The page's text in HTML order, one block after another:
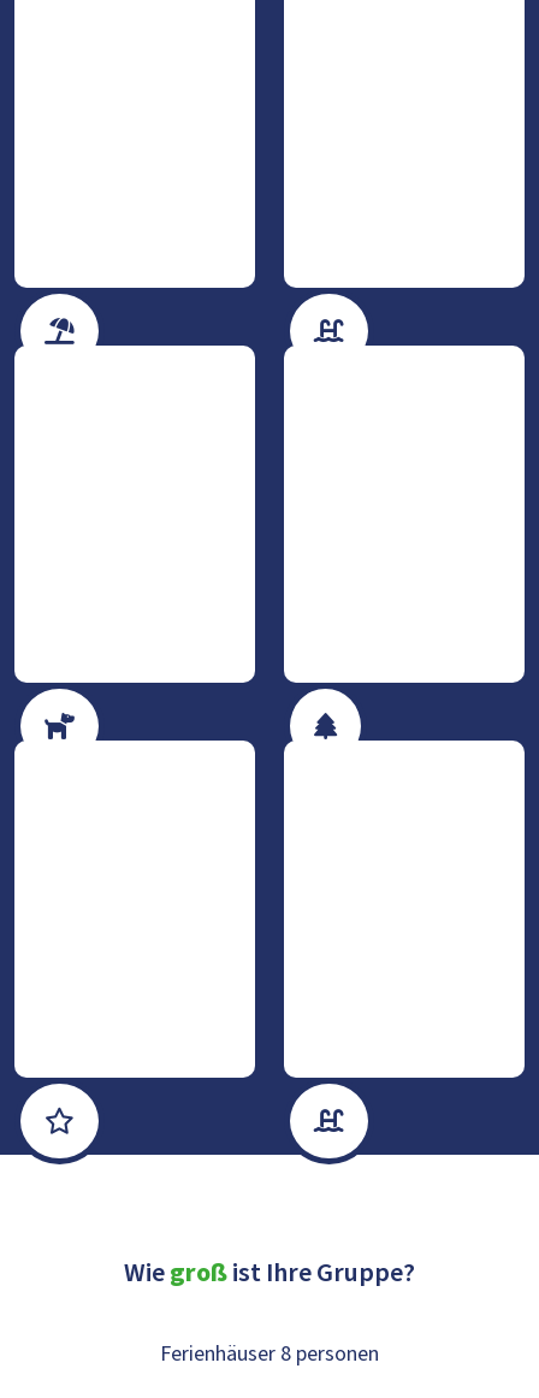
Wiegroßist Ihre Gruppe?
Ferienhäuser 8 personen